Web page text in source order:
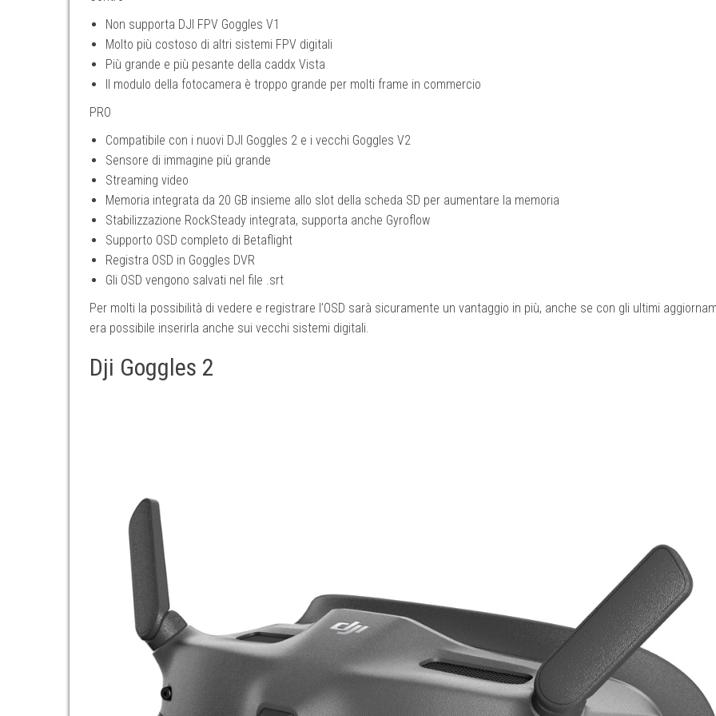
Non supporta DJI FPV Goggles V1
Molto più costoso di altri sistemi FPV digitali
Più grande e più pesante della caddx Vista
Il modulo della fotocamera è troppo grande per molti frame in commercio
PRO
Compatibile con i nuovi DJI Goggles 2 e i vecchi Goggles V2
Sensore di immagine più grande
Streaming video
Memoria integrata da 20 GB insieme allo slot della scheda SD per aumentare la memoria
Stabilizzazione RockSteady integrata, supporta anche Gyroflow
Supporto OSD completo di Betaflight
Registra OSD in Goggles DVR
Gli OSD vengono salvati nel file .srt
Per molti la possibilità di vedere e registrare l’OSD sarà sicuramente un vantaggio in più, anche se con gli ultimi
era possibile inserirla anche sui vecchi sistemi digitali.
Dji Goggles 2